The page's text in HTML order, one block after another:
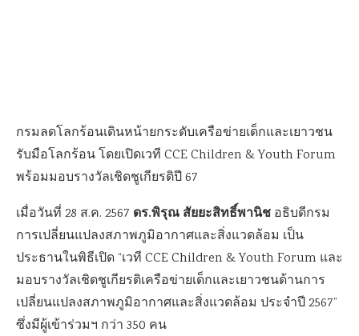
กรมลดโลกร้อนเดินหน้ายกระดับเครือข่ายเด็กและเยาวชน
รับมือโลกร้อน โดยเปิดเวที CCE Children & Youth Forum
พร้อมมอบรางวัลเชิดชูเกียรติปี 67
เมื่อวันที่ 28 ส.ค. 2567 ดร.พิรุณ สัยยะสิทธิ์พานิช อธิบดีกรม
การเปลี่ยนแปลงสภาพภูมิอากาศและสิ่งแวดล้อม เป็น
ประธานในพิธีเปิด “เวที CCE Children & Youth Forum และ
มอบรางวัลเชิดชูเกียรติเครือข่ายเด็กและเยาวชนด้านการ
เปลี่ยนแปลงสภาพภูมิอากาศและสิ่งแวดล้อม ประจำปี 2567”
ซึ่งมีผู้เข้าร่วมฯ กว่า 350 คน